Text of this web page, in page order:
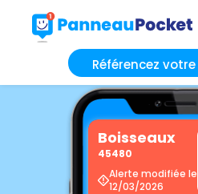
Référencez
Boisseaux
45480
Alerte modifiée le
12/03/2026